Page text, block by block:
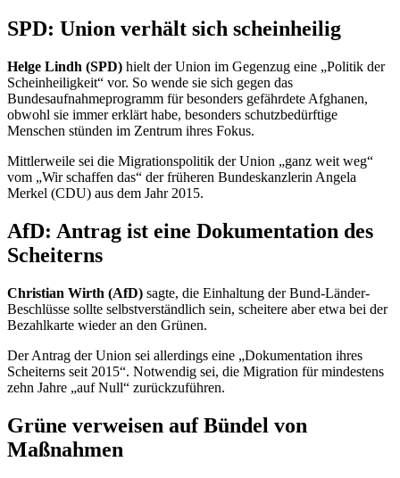
SPD: Union verhält sich scheinheilig
Helge Lindh (SPD) hielt der Union im Gegenzug eine „Politik der
Scheinheiligkeit“ vor. So wende sie sich gegen das
Bundesaufnahmeprogramm für besonders gefährdete Afghanen,
obwohl sie immer erklärt habe, besonders schutzbedürftige
Menschen stünden im Zentrum ihres Fokus.
Mittlerweile sei die Migrationspolitik der Union „ganz weit weg“
vom „Wir schaffen das“ der früheren Bundeskanzlerin Angela
Merkel (CDU) aus dem Jahr 2015.
AfD: Antrag ist eine Dokumentation des
Scheiterns
Christian Wirth (AfD) sagte, die Einhaltung der Bund-Länder-
Beschlüsse sollte selbstverständlich sein, scheitere aber etwa bei der
Bezahlkarte wieder an den Grünen.
Der Antrag der Union sei allerdings eine „Dokumentation ihres
Scheiterns seit 2015“. Notwendig sei, die Migration für mindestens
zehn Jahre „auf Null“ zurückzuführen.
Grüne verweisen auf Bündel von
Maßnahmen